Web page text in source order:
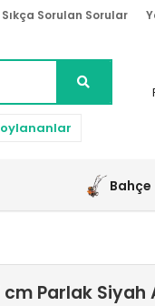
Sıkça Sorulan Sorular
oylananlar
Bahçe
Parlak